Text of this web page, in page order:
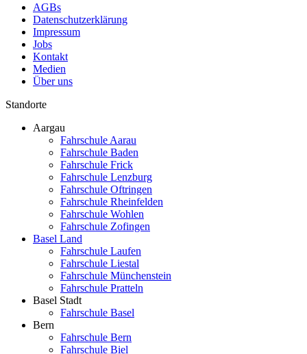
AGBs
Datenschutzerklärung
Impressum
Jobs
Kontakt
Medien
Über uns
Standorte
Aargau
Fahrschule Aarau
Fahrschule Baden
Fahrschule Frick
Fahrschule Lenzburg
Fahrschule Oftringen
Fahrschule Rheinfelden
Fahrschule Wohlen
Fahrschule Zofingen
Basel Land
Fahrschule Laufen
Fahrschule Liestal
Fahrschule Münchenstein
Fahrschule Pratteln
Basel Stadt
Fahrschule Basel
Bern
Fahrschule Bern
Fahrschule Biel